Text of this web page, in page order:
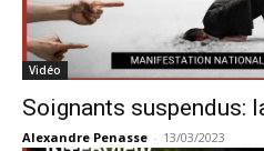
Vidéo
Soignants suspendus:
Alexandre Penasse - 13/03/2023